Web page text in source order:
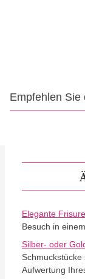
Empfehlen Sie
Elegante
Besuch in
Silber- oder
Aufwertung